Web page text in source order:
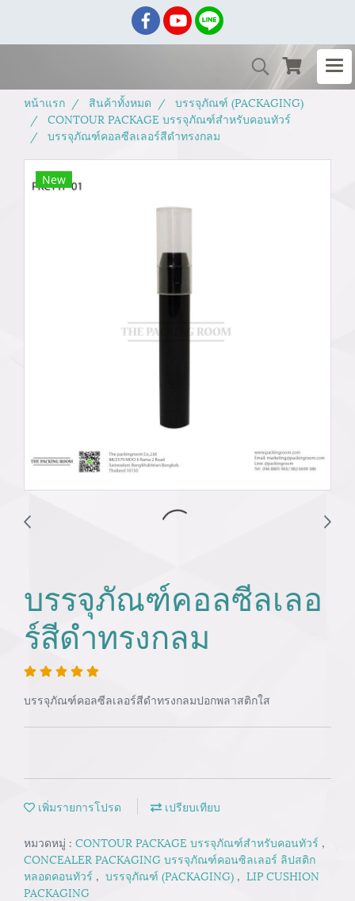
หน้าแรก สินค้าทั้งหมด
บรรจุภัณฑ์ (PACKAGING)
CONTOUR PACKAGE บรรจุภัณฑ์สำหรับคอนทัวร์
บรรจุภัณฑ์คอลซีลเลอร์สีดำทรงกลม
New
บรรจุภัณฑ์คอลซีลเลอ
ร์สีดำทรงกลม
บรรจุภัณฑ์คอลซีลเลอร์สีดำทรงกลมปอกพลาสติกใส
เพิ่มรายการโปรด เปรียบเทียบ
หมวดหมู่ : CONTOUR PACKAGE บรรจุภัณฑ์สำหรับคอนทัวร์ ,
CONCEALER PACKAGING บรรจุภัณฑ์คอนซิลเลอร์ ลิปสติก
หลอดคอนทัวร์ , บรรจุภัณฑ์ (PACKAGING) , LIP CUSHION
PACKAGING